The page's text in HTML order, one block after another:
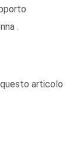
.
articolo